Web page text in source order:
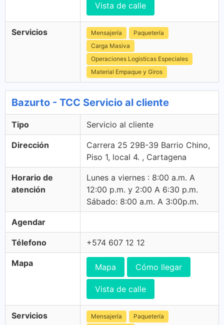
Vista de calle
Servicios Mensajería
Paquetería
Carga Masiva
Operaciones Logisticas Especiales
Material Empaque y Giros
Bazurto - TCC Servicio al cliente
Tipo Servicio al cliente
Dirección
Carrera 25 29B-39 Barrio Chino,
Piso 1, local 4. , Cartagena
Horario de
atención
Lunes a viernes : 8:00 a.m. A
12:00 p.m. y 2:00 A 6:30 p.m.
Sábado: 8:00 a.m. A 3:00p.m.
Agendar
Télefono +574 607 12 12
Mapa Mapa Cómo llegar
Vista de calle
Servicios Mensajería
Paquetería